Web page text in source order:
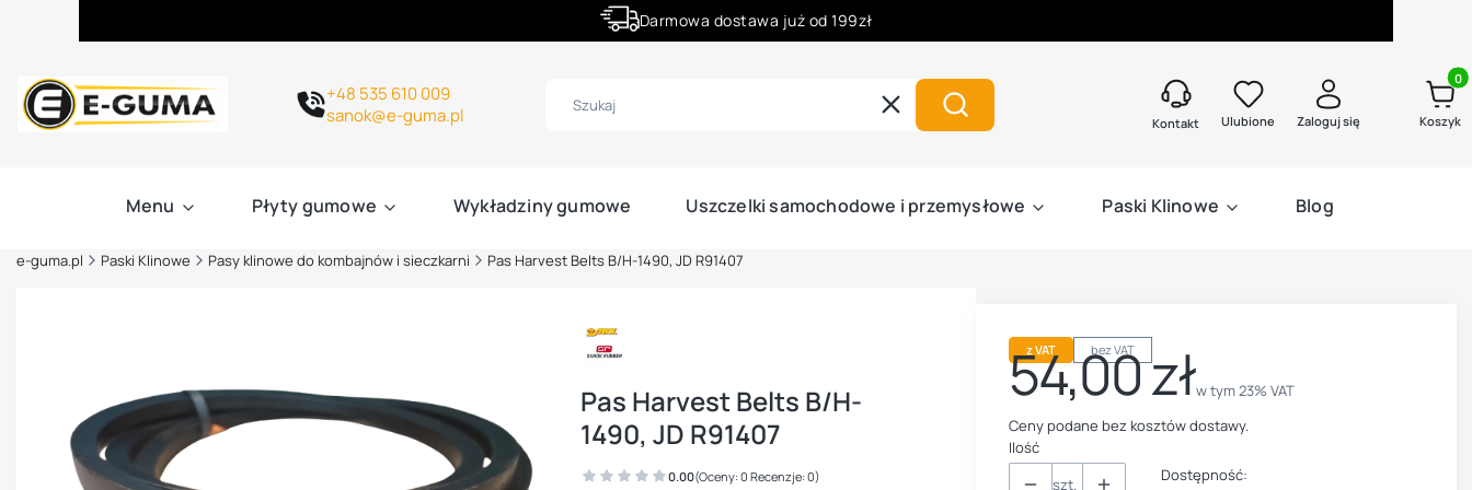
Darmowa dostawa już od 199zł
+48 535 610 009
sanok@e-guma.pl
Wyczyść Szukaj Kontakt Ulubione Zaloguj się Koszyk
Menu Płyty gumowe Wykładziny gumowe Uszczelki samochodowe i przemysłowe Paski Klinowe Blog
e-guma.pl Paski Klinowe Pasy klinowe do kombajnów i sieczkarni Pas Harvest Belts B/H-1490, JD R91407
Pas Harvest Belts B/H-
1490, JD R91407
0.00(Oceny: 0 Recenzje: 0)
z VAT bez VAT
Cena
54,00 złw tym 23% VAT
w tym23% VAT
Ceny podane bez kosztów dostawy.
Ilość
szt.
Dostępność: